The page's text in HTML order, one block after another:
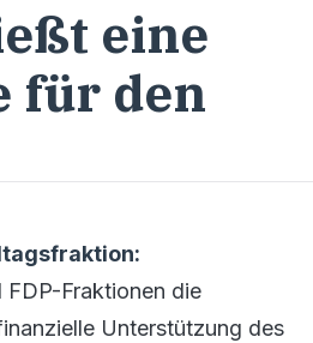
eine
für den
Fraktionen die
Unterstützung des